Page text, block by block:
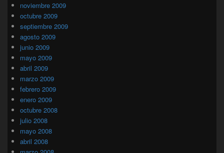
noviembre 2009
octubre 2009
septiembre 2009
agosto 2009
junio 2009
mayo 2009
abril 2009
marzo 2009
febrero 2009
enero 2009
octubre 2008
julio 2008
mayo 2008
abril 2008